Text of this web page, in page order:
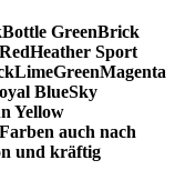
Bottle GreenBrick
Heather Sport
LimeGreenMagenta
BlueSky
Yellow
auch nach
und kräftig